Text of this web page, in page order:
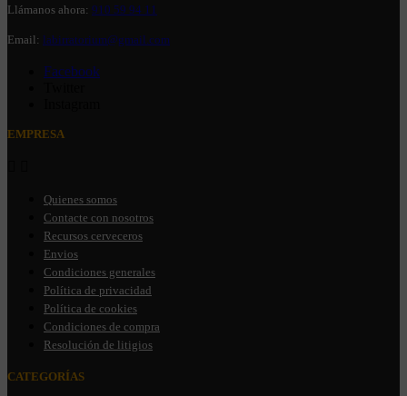
Llámanos ahora: 910 59 94 11
Email: labirratorium@gmail.com
Facebook
EMPRESA
Quienes somos
Contacte con nosotros
Recursos cerveceros
Envios
Condiciones generales
Política de privacidad
Política de cookies
Condiciones de compra
Resolución de litigios
CATEGORÍAS